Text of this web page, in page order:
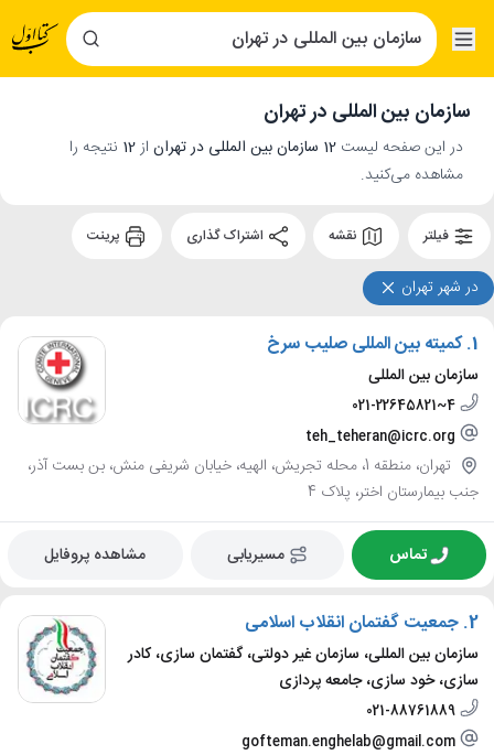
سازمان بین المللی در تهران
در این صفحه لیست 12 سازمان بین المللی در تهران از12 نتیجه را
مشاهده می‌کنید.
فیلتر نقشه
در شهر تهران
1. کمیته بین المللی صلیب سرخ
سازمان بین المللی
021-22645821~4
teh_teheran@icrc.org
تهران، منطقه 1، محله تجریش، الهیه، خیابان شریفی منش، بن بست آذر،
جنب بیمارستان اختر، پلاک 4
تماس مسیریابی مشاهده پروفایل
2. جمعیت گفتمان انقلاب اسلامی
سازمان بین المللی، سازمان غیر دولتی، گفتمان سازی، کادر
سازی، خود سازی، جامعه پردازی
021-88761889
gofteman.enghelab@gmail.com